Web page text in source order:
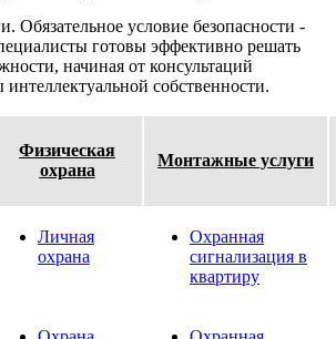
Обязательное условие безопасности -
готовы эффективно решать
начиная от консультаций
собственности.
Физическая
охрана
Монтажные услуги
Личная
охрана
Охранная
сигнализация в
квартиру